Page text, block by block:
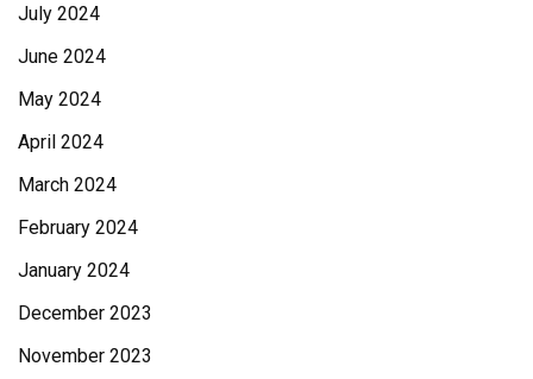
July 2024
June 2024
May 2024
April 2024
March 2024
February 2024
January 2024
December 2023
November 2023